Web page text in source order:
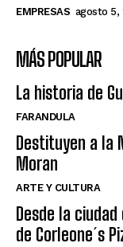
EMPRESAS agosto 5,
MÁS POPULAR
La historia de
FARANDULA
Destituyen a la
Moran
ARTE Y CULTURA
Desde la
de Corleone´s